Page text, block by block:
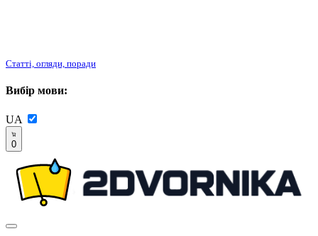
Статті, огляди, поради
Вибір мови:
UA
0